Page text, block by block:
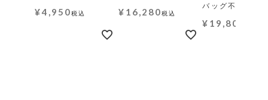
¥4,950税込 ¥ 16,280税込
バッグ不可)
¥ 19,800